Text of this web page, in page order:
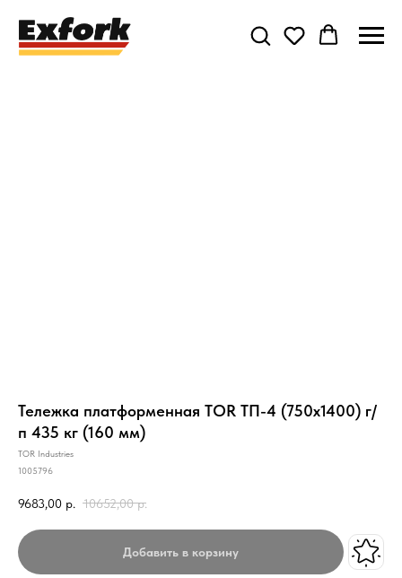
Тележка платформенная TOR ТП-4 (750х1400) г/
п 435 кг (160 мм)
TOR Industries
1005796
9683,00 р. 10652,00 р.
Добавить в корзину